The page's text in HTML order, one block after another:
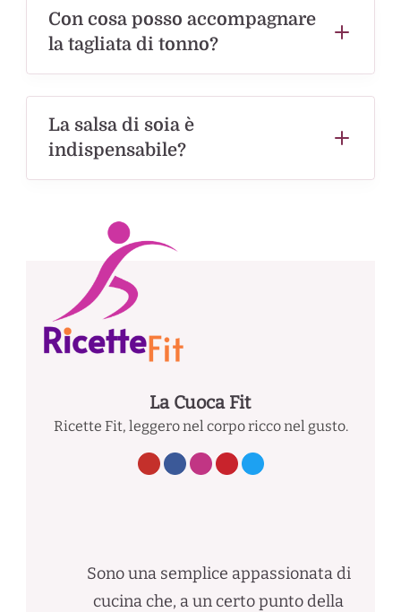
Con cosa posso accompagnare
la tagliata di tonno?
La salsa di soia è
indispensabile?
La Cuoca Fit
Ricette Fit, leggero nel corpo ricco nel gusto.
Sono una semplice appassionata di
cucina che, a un certo punto della